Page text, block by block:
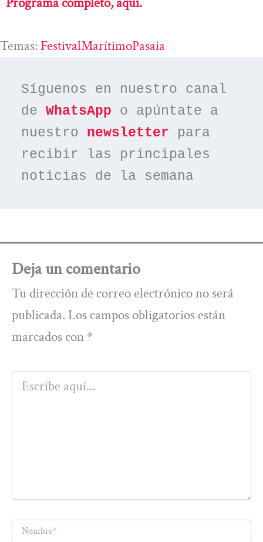
Temas: FestivalMarítimoPasaia
Síguenos en nuestro canal
de WhatsApp o apúntate a
nuestro newsletter para
recibir las principales
noticias de la semana
Deja un comentario
Tu dirección de correo electrónico no será
publicada. Los campos obligatorios están
marcados con *
Escribe
aquí...
Nombre*